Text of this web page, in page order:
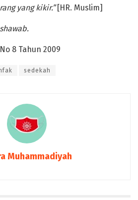
yang kikir.”[HR. Muslim]
No 8 Tahun 2009
sedekah
Muhammadiyah